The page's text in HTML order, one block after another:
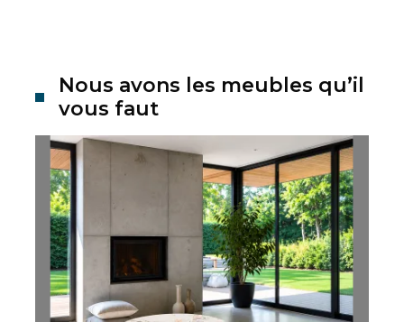
Nous avons les meubles qu’il
vous faut